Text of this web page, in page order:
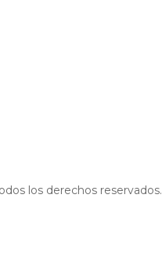
los derechos reservados.